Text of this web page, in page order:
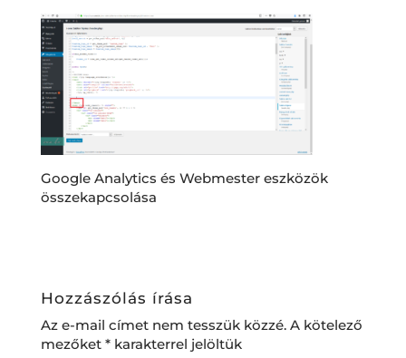
Google Analytics és Webmester eszközök
összekapcsolása
Hozzászólás írása
Az e-mail címet nem tesszük közzé. A kötelező
mezőket *karakterrel jelöltük